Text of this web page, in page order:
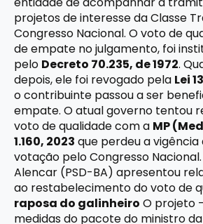
projetos de interesse da Classe
Congresso Nacional. O voto de
de empate no julgamento, foi
pelo Decreto 70.235, de 1972.
depois, ele foi revogado pela Lei
o contribuinte passou a ser
empate. O atual governo tentou
voto de qualidade com a MP
1.160, 2023 que perdeu a vigência
votação pelo Congresso
Alencar (PSD-BA) apresentou
ao restabelecimento do voto de
raposa do galinheiro O projeto
medidas do pacote do ministro